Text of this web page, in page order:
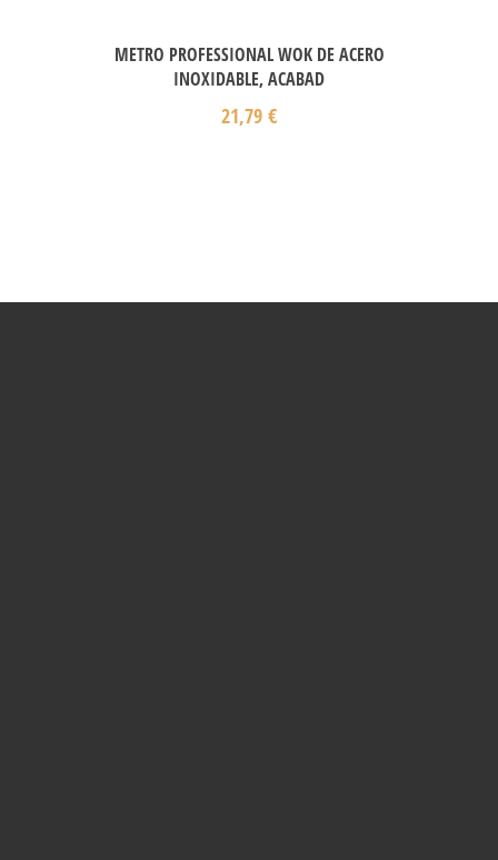
METRO PROFESSIONAL WOK DE ACERO
INOXIDABLE, ACABAD
21,79 €